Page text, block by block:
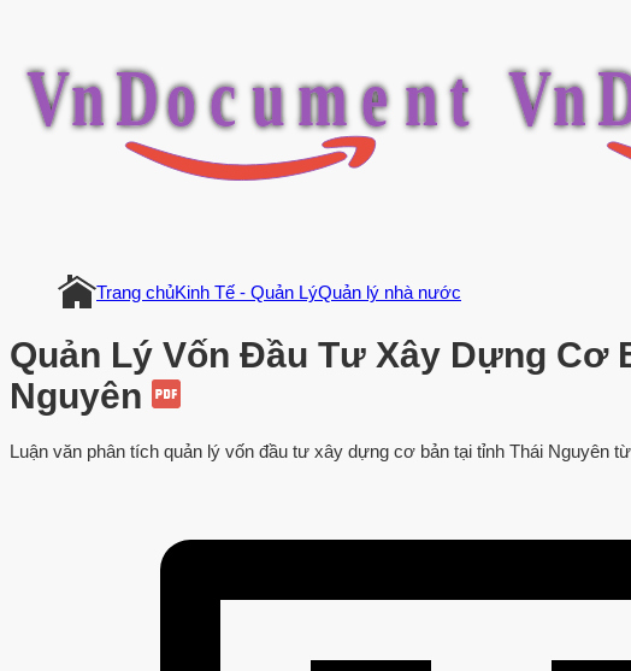
VnDocument Vn
Trang chủKinh Tế - Quản LýQuản lý nhà nước
Quản Lý Vốn Đầu Tư Xây Dựng Cơ
Nguyên
Luận văn phân tích quản lý vốn đầu tư xây dựng cơ bản tại tỉnh Thái Nguyên